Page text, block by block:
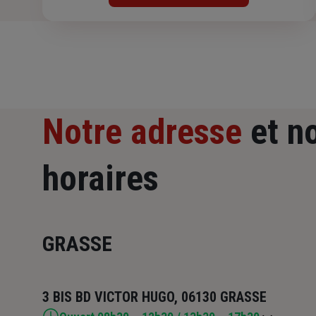
Notre adresse et
horaires
GRASSE
3 BIS BD VICTOR HUGO, 06130 GRASSE